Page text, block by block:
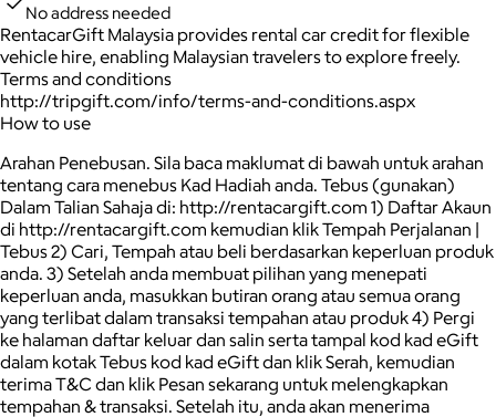
No address needed
RentacarGift Malaysia provides rental car credit for flexible
vehicle hire, enabling Malaysian travelers to explore freely.
Terms and conditions
http://tripgift.com/info/terms-and-conditions.aspx
How to use
Arahan Penebusan. Sila baca maklumat di bawah untuk arahan
tentang cara menebus Kad Hadiah anda. Tebus (gunakan)
Dalam Talian Sahaja di: http://rentacargift.com 1) Daftar Akaun
di http://rentacargift.com kemudian klik Tempah Perjalanan |
Tebus 2) Cari, Tempah atau beli berdasarkan keperluan produk
anda. 3) Setelah anda membuat pilihan yang menepati
keperluan anda, masukkan butiran orang atau semua orang
yang terlibat dalam transaksi tempahan atau produk 4) Pergi
ke halaman daftar keluar dan salin serta tampal kod kad eGift
dalam kotak Tebus kod kad eGift dan klik Serah, kemudian
terima T&C dan klik Pesan sekarang untuk melengkapkan
tempahan & transaksi. Setelah itu, anda akan menerima